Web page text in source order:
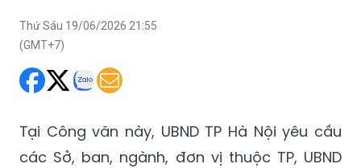
Thứ Sáu 19/06/2026 21:55
(GMT+7)
Tại Công văn này, UBND TP Hà Nội yêu cầu
các Sở, ban, ngành, đơn vị thuộc TP, UBND